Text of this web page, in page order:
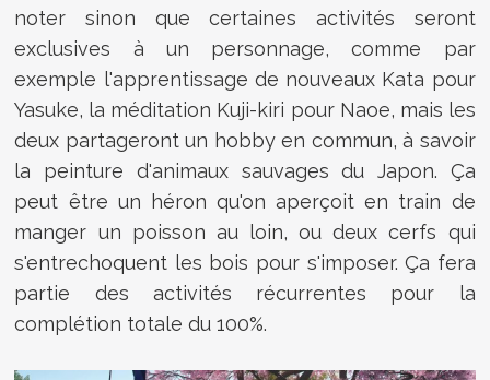
noter sinon que certaines activités seront
exclusives à un personnage, comme par
exemple l'apprentissage de nouveaux Kata pour
Yasuke, la méditation Kuji-kiri pour Naoe, mais les
deux partageront un hobby en commun, à savoir
la peinture d'animaux sauvages du Japon. Ça
peut être un héron qu'on aperçoit en train de
manger un poisson au loin, ou deux cerfs qui
s'entrechoquent les bois pour s'imposer. Ça fera
partie des activités récurrentes pour la
complétion totale du 100%.